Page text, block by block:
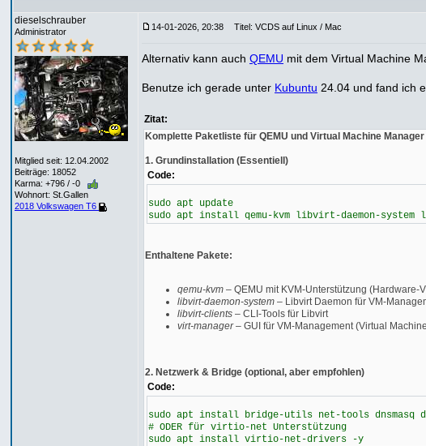
dieselschrauber
Administrator
Mitglied seit: 12.04.2002
Beiträge: 18052
Karma: +796 / -0
Wohnort: St.Gallen
2018 Volkswagen T6
14-01-2026, 20:38 Titel: VCDS auf Linux / Mac
Alternativ kann auch QEMU mit dem Virtual Machine
Benutze ich gerade unter Kubuntu 24.04 und fand ich
Zitat:
Komplette Paketliste für QEMU und Virtual Machine
1. Grundinstallation (Essentiell)
Code:
sudo apt update
sudo apt install qemu-kvm libvirt-daemon-
Enthaltene Pakete:
qemu-kvm – QEMU mit KVM-Unterstützung (Hardware-
libvirt-daemon-system – Libvirt Daemon für VM-
libvirt-clients – CLI-Tools für Libvirt
virt-manager– GUI für VM-Management (Virtual
2. Netzwerk & Bridge (optional, aber empfohlen)
Code:
sudo apt install bridge-utils net-tools dnsmasq
# ODER für virtio-net Unterstützung
sudo apt install virtio-net-drivers -y